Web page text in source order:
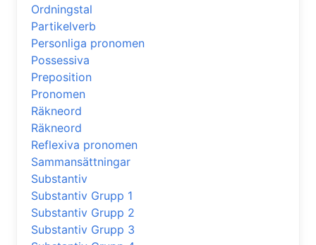
Ordningstal
Partikelverb
Personliga pronomen
Possessiva
Preposition
Pronomen
Räkneord
Räkneord
Reflexiva pronomen
Sammansättningar
Substantiv
Substantiv Grupp 1
Substantiv Grupp 2
Substantiv Grupp 3